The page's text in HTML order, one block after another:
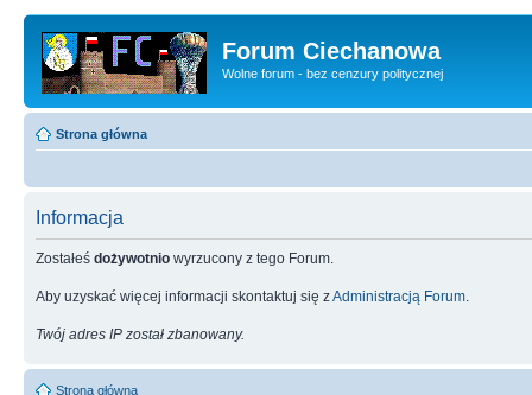
Forum Ciechanowa
Wolne forum - bez cenzury politycznej
Strona główna
Informacja
Zostałeś dożywotnio wyrzucony z tego Forum.
Aby uzyskać więcej informacji skontaktuj się zAdministracją Forum
Twój adres IP został zbanowany.
Strona główna